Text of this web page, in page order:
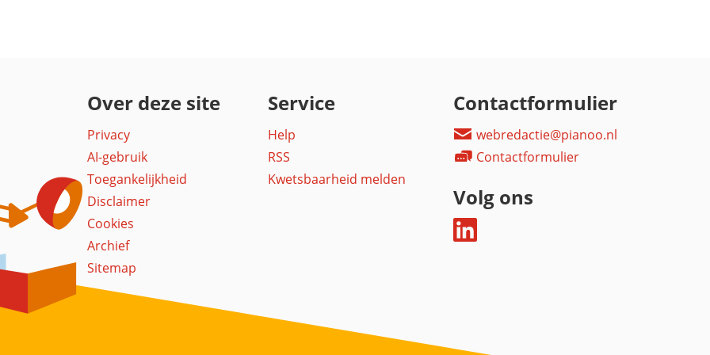
Over deze site
Privacy
AI-gebruik
Toegankelijkheid
Disclaimer
Cookies
Archief
Sitemap
Service
Help
RSS
Kwetsbaarheid melden
Contactformulier
webredactie@pianoo.nl
Contactformulier
Volg ons